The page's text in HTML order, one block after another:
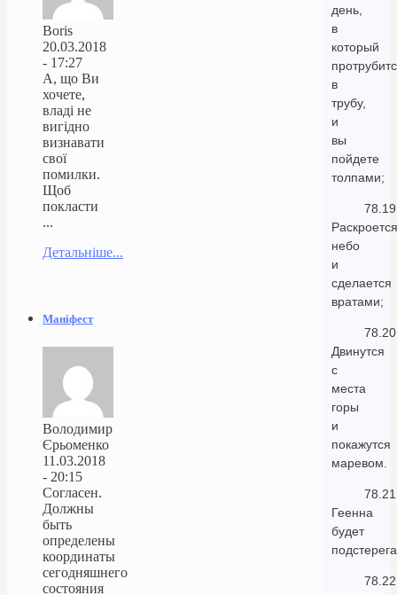
день,
в
который
в
трубу,
и
вы
пойдете
толпами;
78.19
Раскроется
небо
и
сделается
вратами;
78.20
Двинутся
с
места
горы
и
покажутся
маревом.
78.21
Геенна
будет
78.22
Boris
20.03.2018
- 17:27
А, що Ви
хочете,
владі не
вигідно
визнавати
свої
помилки.
Щоб
покласти
...
Детальніше...
Маніфест
Володимир
Єрьоменко
11.03.2018
- 20:15
Согласен.
Должны
быть
определены
координаты
сегодняшнего
состояния